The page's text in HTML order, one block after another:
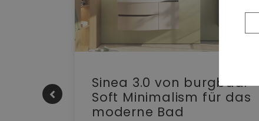
Sinea 3.0 von burgbad:
Soft Minimalism für das
moderne Bad